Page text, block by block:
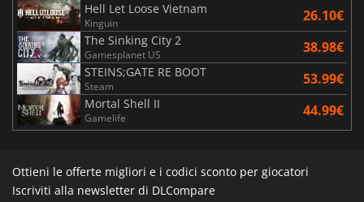
Hell Let Loose Vietnam
Kinguin 26.10€
The Sinking City 2
Gamesplanet US 38.98€
STEINS;GATE RE BOOT
Steam 53.99€
Mortal Shell II
Gamelife 44.99€
Ottieni le offerte migliori e i codici sconto per giocatori
Iscriviti alla newsletter di DLCompare